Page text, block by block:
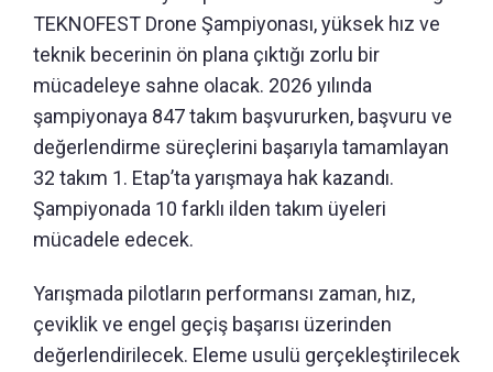
TEKNOFEST Drone Şampiyonası, yüksek hız ve
teknik becerinin ön plana çıktığı zorlu bir
mücadeleye sahne olacak. 2026 yılında
şampiyonaya 847 takım başvururken, başvuru ve
değerlendirme süreçlerini başarıyla tamamlayan
32 takım 1. Etap’ta yarışmaya hak kazandı.
Şampiyonada 10 farklı ilden takım üyeleri
mücadele edecek.
Yarışmada pilotların performansı zaman, hız,
çeviklik ve engel geçiş başarısı üzerinden
değerlendirilecek. Eleme usulü gerçekleştirilecek